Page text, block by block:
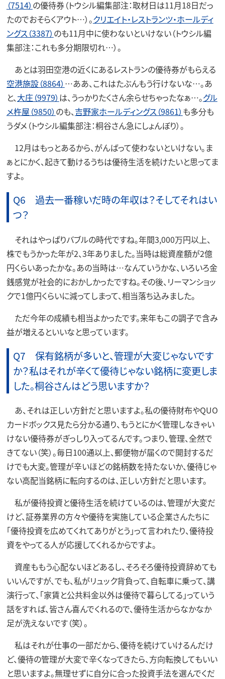
（7514） の優待券（トウシル編集部注：取材日は11月18日だっ
たのでおそらくアウト…）。クリエイト・レストランツ・ホールディ
ングス（3387） のも11月中に使わないといけない（トウシル編
集部注：これも多分期限切れ…）。
あとは羽田空港の近くにあるレストランの優待券がもらえる
空港施設（8864） …ああ、これはたぶんもう行けないな…。あ
と、大庄（9979） は、うっかりたくさん余らせちゃったなぁ…。グル
メ杵屋（9850） のも、吉野家ホールディングス（9861） も多分も
うダメ（トウシル編集部注：桐谷さん急にしょんぼり）。
12月はもっとあるから、がんばって使わないといけない。ま
ぁとにかく、起きて動けるうちは優待生活を続けたいと思ってま
すよ。
Q6 過去一番稼いだ時の年収は？そしてそれはい
つ？
それはやっぱりバブルの時代ですね。年間3,000万円以上、
株でもうかった年が2、3年ありました。当時は総資産額が2億
円くらいあったかな。あの当時は…なんていうかな、いろいろ金
銭感覚が社会的におかしかったですね。その後、リーマンショッ
クで1億円くらいに減ってしまって、相当落ち込みました。
ただ今年の成績も相当よかったです。来年もこの調子で含み
益が増えるといいなと思っています。
Q7 保有銘柄が多いと、管理が大変じゃないです
か？私はそれが辛くて優待じゃない銘柄に変更しま
した。桐谷さんはどう思いますか？
あ、それは正しい方針だと思いますよ。私の優待財布やQUO
カードボックス見たら分かる通り、もうとにかく管理しなきゃい
けない優待券がぎっしり入ってるんです。つまり、管理、全然で
きてない（笑）。毎日100通以上、郵便物が届くので開封するだ
けでも大変。管理が辛いほどの銘柄数を持たないか、優待じゃ
ない高配当銘柄に転向するのは、正しい方針だと思います。
私が優待投資と優待生活を続けているのは、管理が大変だ
けど、証券業界の方々や優待を実施している企業さんたちに
「優待投資を広めてくれてありがとう」って言われたり、優待投
資をやってる人が応援してくれるからですよ。
資産ももう心配ないほどあるし、そろそろ優待投資辞めても
いいんですが、でも、私がリュック背負って、自転車に乗って、講
演行って、「家賃と公共料金以外は優待で暮らしてる」っていう
話をすれば、皆さん喜んでくれるので、優待生活からなかなか
足が洗えないです（笑）。
私はそれが仕事の一部だから、優待を続けていけるんだけ
ど、優待の管理が大変で辛くなってきたら、方向転換してもいい
と思いますよ。無理せずに自分に合った投資手法を選んでくだ